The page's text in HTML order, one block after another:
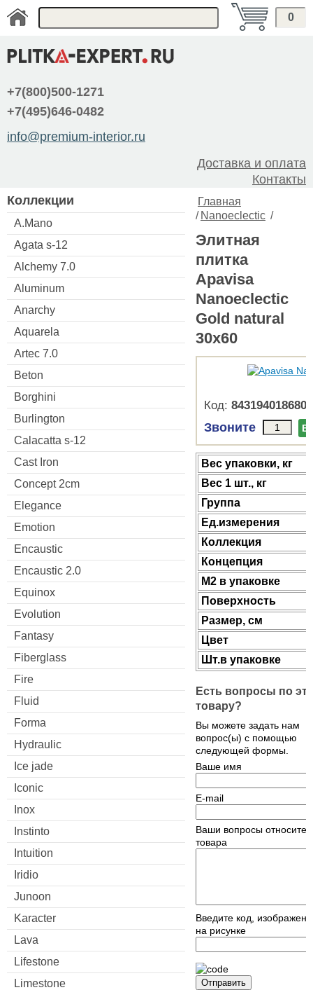
0
+7(800)500-1271
+7(495)646-0482
info@premium-interior.ru
Доставка и оплата
Контакты
Коллекции
A.Mano
Agata s-12
Alchemy 7.0
Aluminum
Anarchy
Aquarela
Artec 7.0
Beton
Borghini
Burlington
Calacatta s-12
Cast Iron
Concept 2cm
Elegance
Emotion
Encaustic
Encaustic 2.0
Equinox
Evolution
Fantasy
Fiberglass
Fire
Fluid
Forma
Hydraulic
Ice jade
Iconic
Inox
Instinto
Intuition
Iridio
Junoon
Karacter
Lava
Lifestone
Limestone
Главная
/ Nanoeclectic /
Элитная
плитка
Apavisa
Nanoeclectic
Gold natural
30x60
Код: 8431940186806
Звоните В
Веc упаковки, кг
Вес 1 шт., кг
Группа
Ед.измерения
Коллекция
Концепция
М2 в упаковке
Поверхность
Размер, см
Цвет
Шт.в упаковке
Есть вопросы по
товару?
Вы можете задать нам
вопрос(ы) с помощью
следующей формы.
Ваше имя
E-mail
Ваши вопросы
товара
Введите код,
на рисунке
Отправить